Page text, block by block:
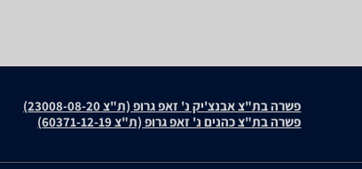
פשרה בת"צ אבנצ'יק נ' זאפ גרופ (ת"צ 23008-08-20)
פשרה בת"צ כהנים נ' זאפ גרופ (ת"צ 60371-12-19)